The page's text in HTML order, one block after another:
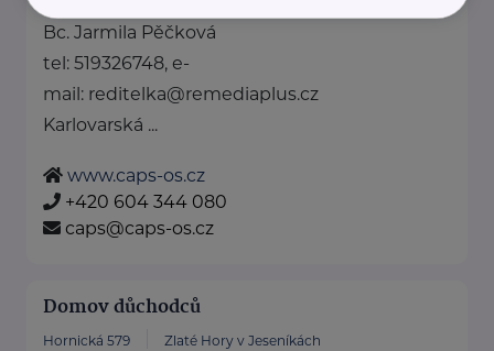
Bc. Jarmila Pěčková
tel: 519326748, e-
mail: reditelka@remediaplus.cz
Karlovarská ...
www.caps-os.cz
+420 604 344 080
caps@caps-os.cz
Domov důchodců
Hornická 579 Zlaté Hory v Jeseníkách